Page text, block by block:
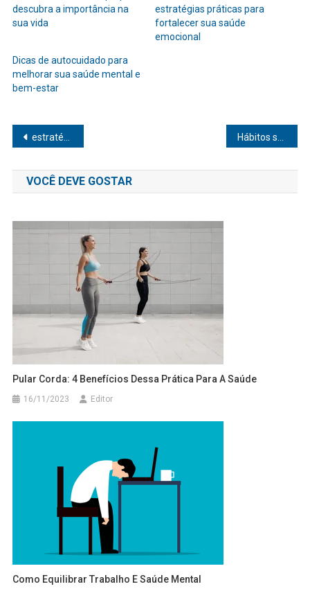
descubra a importância na
sua vida
estratégias práticas para
fortalecer sua saúde
emocional
Dicas de autocuidado para
melhorar sua saúde mental e
bem-estar
Navegação
de
Post
estratégias para manter o peso ideal sem dieta restritiva
VOCÊ DEVE GOSTAR
Pular Corda: 4 Benefícios Dessa Prática Para A Saúde
16/11/2023 Editor
Como Equilibrar Trabalho E Saúde Mental